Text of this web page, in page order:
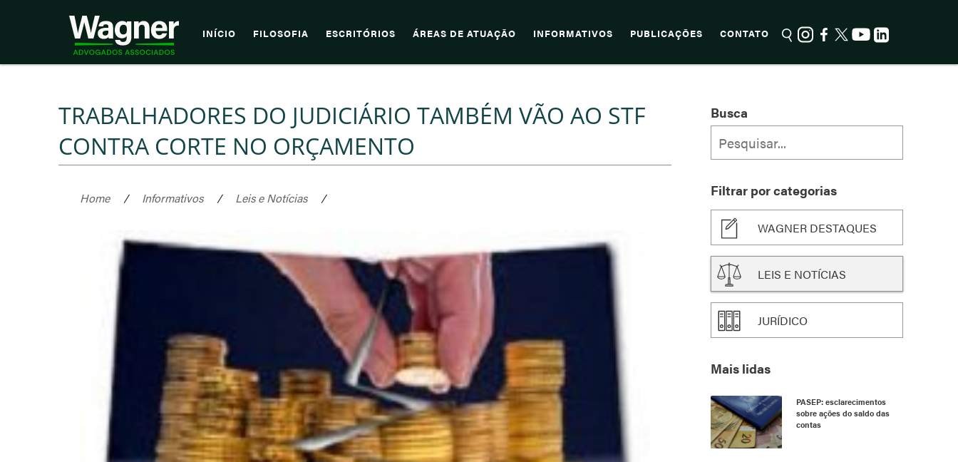
INÍCIO FILOSOFIA ESCRITÓRIOS ÁREAS DE ATUAÇÃO INFORMATIVOS PUBLICAÇÕES CONTATO
TRABALHADORES DO JUDICIÁRIO TAMBÉM VÃO AO STF
CONTRA CORTE NO ORÇAMENTO
Home / Informativos / Leis e Notícias /
Busca
Filtrar por categorias
WAGNER DESTAQUES
LEIS E NOTÍCIAS
JURÍDICO
Mais lidas
PASEP: esclarecimentos
sobre ações do saldo das
contas